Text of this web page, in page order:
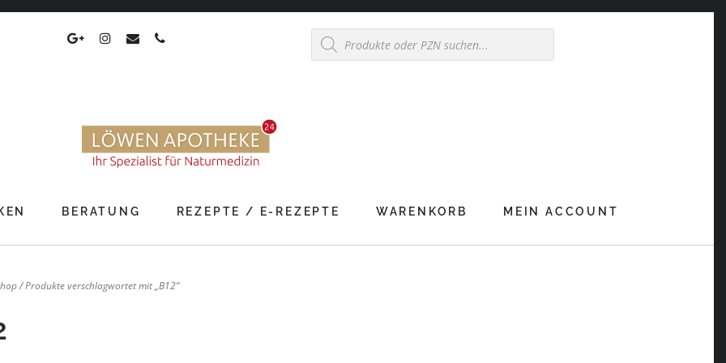
Products
search
BERATUNG REZEPTE / E-REZEPTE WARENKORB MEIN ACCOUNT
/ Produkte verschlagwortet mit „B12“